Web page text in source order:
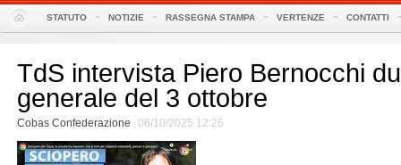
STATUTO NOTIZIE RASSEGNA STAMPA VERTENZE CONTATTI
TdS intervista Piero Bernocchi
generale del 3 ottobre
Cobas Confederazione 06/10/2025 12:26